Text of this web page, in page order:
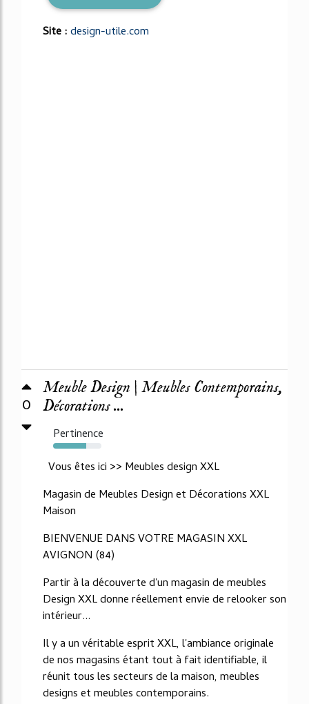
Site :design-utile.com
0
Meuble Design | Meubles Contemporains,
Décorations ...
Pertinence
69%
Vous êtes ici >> Meubles design XXL
Magasin de Meubles Design et Décorations XXL
Maison
BIENVENUE DANS VOTRE MAGASIN XXL
AVIGNON (84)
Partir à la découverte d'un magasin de meubles
Design XXL donne réellement envie de relooker son
intérieur...
Il y a un véritable esprit XXL, l'ambiance originale
de nos magasins étant tout à fait identifiable, il
réunit tous les secteurs de la maison, meubles
designs et meubles contemporains.